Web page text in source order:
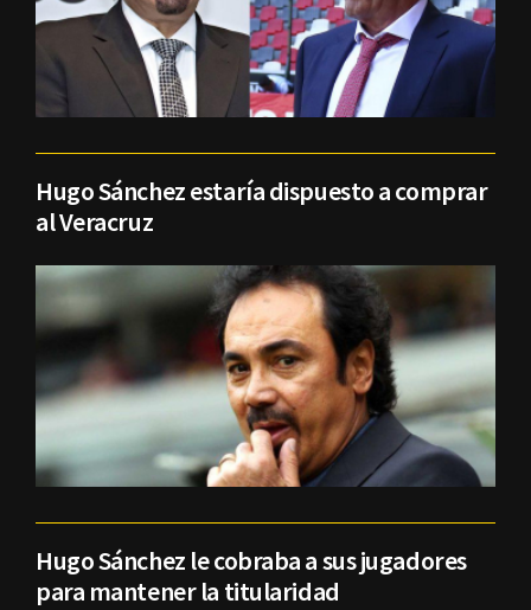
Hugo Sánchez estaría dispuesto a comprar
al Veracruz
Hugo Sánchez le cobraba a sus jugadores
para mantener la titularidad